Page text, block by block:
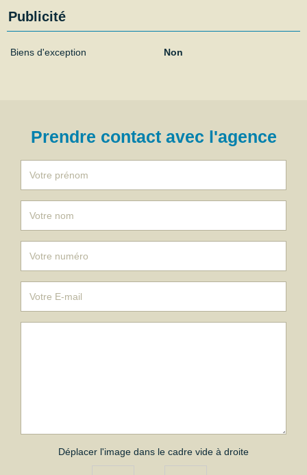
Publicité
Biens d'exception Non
Prendre contact avec l'agence
Déplacer l'image dans le cadre vide à droite